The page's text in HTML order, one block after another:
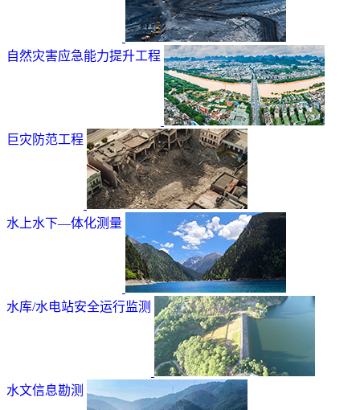
自然灾害应急能力提升工程
巨灾防范工程
水上水下—体化测量
水库/水电站安全运行监测
水文信息勘测